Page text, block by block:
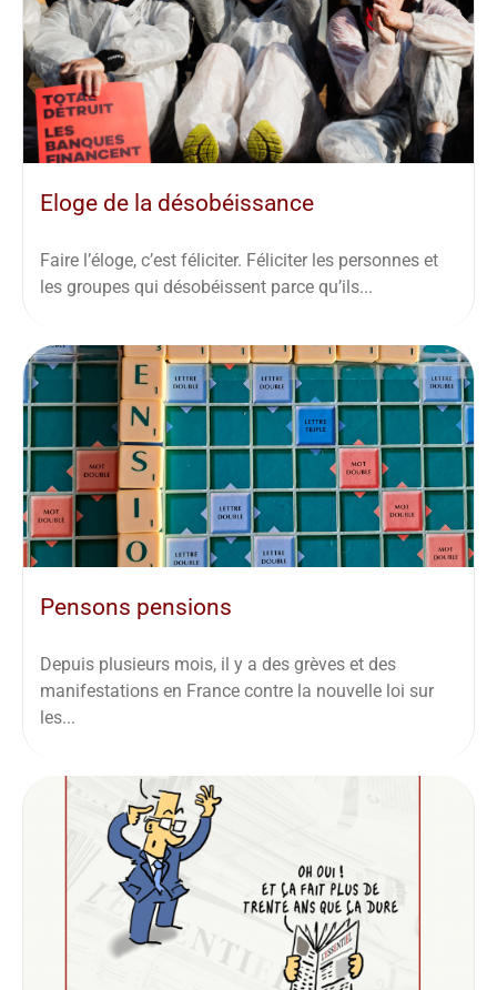
Eloge de la désobéissance
Faire l’éloge, c’est féliciter. Féliciter les personnes et
les groupes qui désobéissent parce qu’ils...
Pensons pensions
Depuis plusieurs mois, il y a des grèves et des
manifestations en France contre la nouvelle loi sur
les...